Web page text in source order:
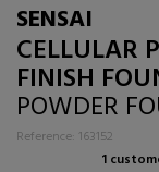
SENSAI
CELLULAR
FINISH
POWDER
Reference: 163152
1